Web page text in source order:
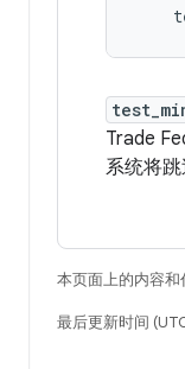
Trade
系统将跳
本页面上的内容和
最后更新时间